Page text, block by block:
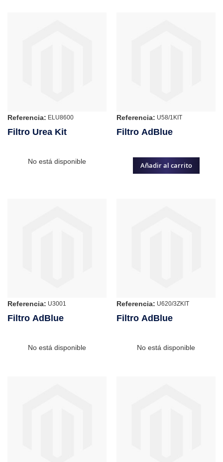
Referencia: ELU8600
Filtro Urea Kit
No está disponible
Referencia: U58/1KIT
Filtro AdBlue
Añadir al carrito
Referencia: U3001
Filtro AdBlue
No está disponible
Referencia: U620/3ZKIT
Filtro AdBlue
No está disponible